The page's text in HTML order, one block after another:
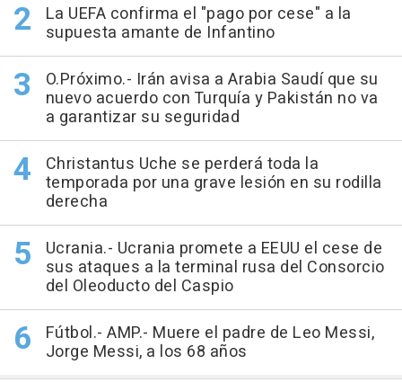
La UEFA confirma el "pago por cese" a la
supuesta amante de Infantino
O.Próximo.- Irán avisa a Arabia Saudí que su
nuevo acuerdo con Turquía y Pakistán no va
a garantizar su seguridad
Christantus Uche se perderá toda la
temporada por una grave lesión en su rodilla
derecha
Ucrania.- Ucrania promete a EEUU el cese de
sus ataques a la terminal rusa del Consorcio
del Oleoducto del Caspio
Fútbol.- AMP.- Muere el padre de Leo Messi,
Jorge Messi, a los 68 años